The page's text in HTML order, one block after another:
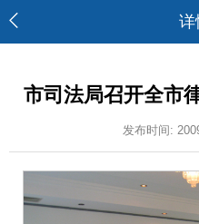
详
市司法局召开全市
发布时间: